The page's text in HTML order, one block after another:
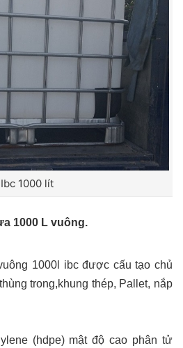
Ibc 1000 lít
1000 L vuông.
1000l ibc được cấu tạo chủ
trong,khung thép, Pallet, nắp
(hdpe) mật độ cao phân tử